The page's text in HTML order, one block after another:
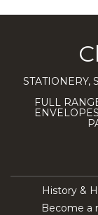
STATIONERY,
FULL
History &
Become a